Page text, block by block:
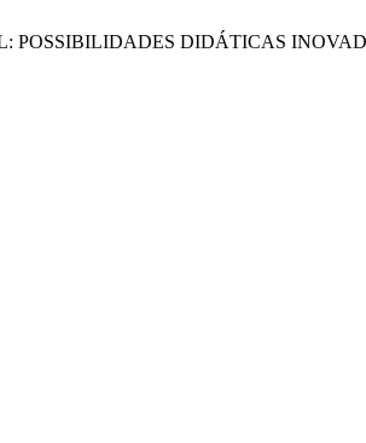
POSSIBILIDADES DIDÁTICAS